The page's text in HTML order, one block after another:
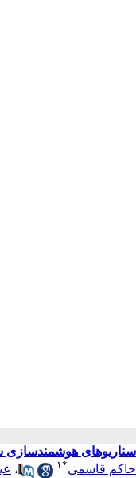
سناریوهای
حاکم قاسمی*۱ ،